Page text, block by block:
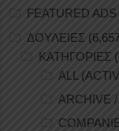
FEATURED ADS
ΔΟΥΛΕΙΕΣ
ΚΑΤΗΓΟΡΙΕΣ
ALL
ARCHIVE